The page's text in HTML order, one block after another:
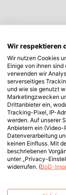
Wir respektieren
Wir nutzen Cookies
Einige von ihnen
verwenden wir
serverseitiges
und wie sie genutzt
Marketingzwecken
Drittanbieter ein,
Tracking-Pixel, IP-
werden. Auf unserer
Anbietern ein
Datenverarbeitung
keinen Einfluss. Mit
beschriebenen
unter „Privacy-
widerrufen. (BoD-